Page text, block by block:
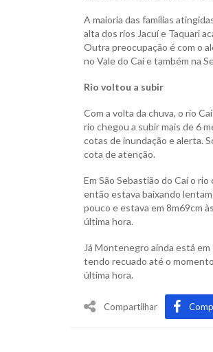
A maioria das famílias
alta dos rios Jacuí e Taquari
Outra preocupação é com o
no Vale do Caí e também na
Rio voltou a subir
Com a volta da chuva, o rio
rio chegou a subir mais de 6
cotas de inundação e alerta.
cota de atenção.
Em São Sebastião do Caí o
então estava baixando
pouco e estava em 8m69cm
última hora.
Já Montenegro ainda está
tendo recuado até o
última hora.
Compartilhar